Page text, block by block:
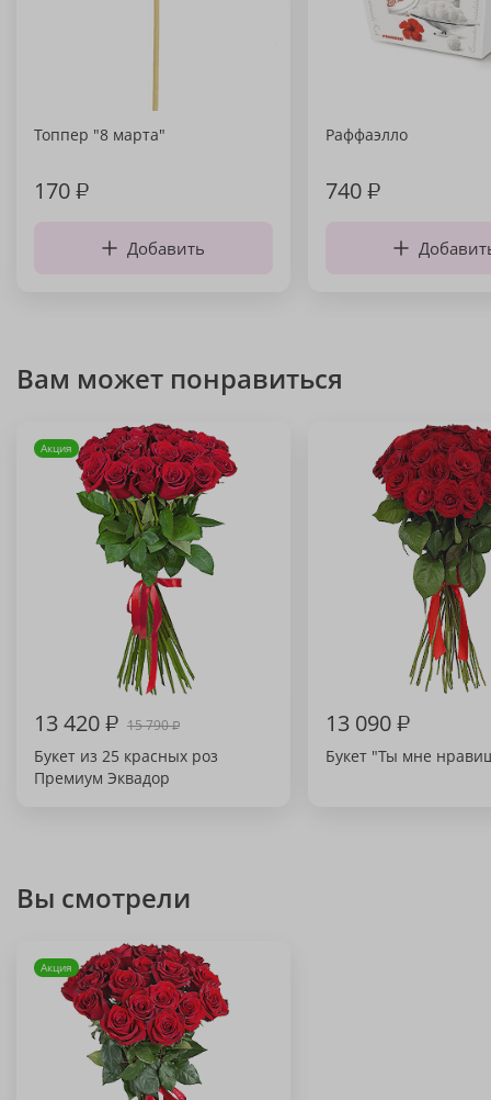
Топпер "8 марта"
170₽
Добавить
Раффаэлло
740₽
Вам может понравиться
Акция
13 420₽ 15 790₽
Букет из 25 красных роз
Премиум Эквадор
13 090₽
Букет "Ты мне
Вы смотрели
Акция